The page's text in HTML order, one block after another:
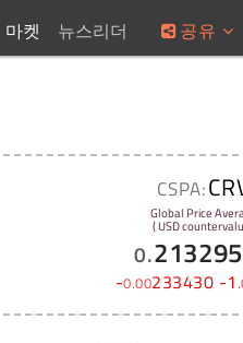
마켓 뉴스리더 공유
CSPA:
Global Price
( USD
0.
-0.00233430 -1.